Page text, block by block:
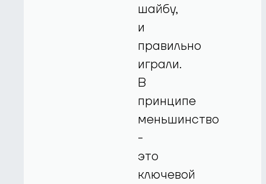
шайбу,
и
правильно
играли.
В
принципе
меньшинство
-
это
ключевой